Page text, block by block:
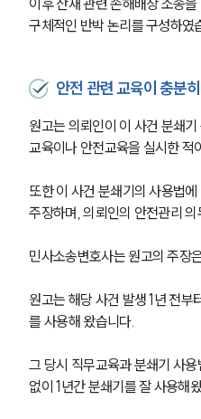
이후 산재 관련 손해배상 소송
구체적인 반박 논리를 구성하였
안전 관련 교육이 충분
원고는 의뢰인이 이 사건 분쇄
교육이나 안전교육을 실시한 적
또한 이 사건 분쇄기의 사용법
주장하며, 의뢰인의 안전관리
민사소송변호사는 원고의 주장
원고는 해당 사건 발생 1년 전부
를 사용해 왔습니다.
그 당시 직무교육과 분쇄기 사
없이 1년간 분쇄기를 잘 사용해